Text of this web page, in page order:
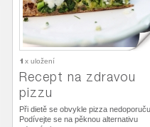
1 x uložení
Recept na zdravou
pizzu
Při dietě se obvykle pizza
Podívejte se na pěknou alternativu